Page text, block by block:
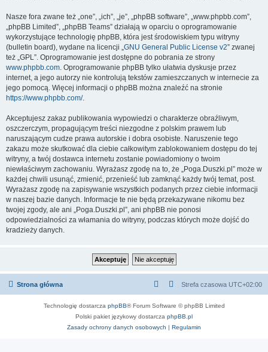
Nasze fora zwane też „one”, „ich”, „je”, „phpBB software”, „www.phpbb.com”,
„phpBB Limited”, „phpBB Teams” działają w oparciu o oprogramowanie
wykorzystujące technologię phpBB, która jest środowiskiem typu witryny
(bulletin board), wydane na licencji „GNU General Public License v2” zwanej
też „GPL”. Oprogramowanie jest dostępne do pobrania ze strony
www.phpbb.com. Oprogramowanie phpBB tylko ułatwia dyskusje przez
internet, a jego autorzy nie kontrolują tekstów zamieszczanych w internecie za
jego pomocą. Więcej informacji o phpBB można znaleźć na stronie
https://www.phpbb.com/.
Akceptujesz zakaz publikowania wypowiedzi o charakterze obraźliwym,
oszczerczym, propagującym treści niezgodne z polskim prawem lub
naruszającym cudze prawa autorskie i dobra osobiste. Naruszenie tego
zakazu może skutkować dla ciebie całkowitym zablokowaniem dostępu do tej
witryny, a twój dostawca internetu zostanie powiadomiony o twoim
niewłaściwym zachowaniu. Wyrażasz zgodę na to, że „Poga.Duszki.pl” może w
każdej chwili usunąć, zmienić, przenieść lub zamknąć każdy twój temat, post.
Wyrażasz zgodę na zapisywanie wszystkich podanych przez ciebie informacji
w naszej bazie danych. Informacje te nie będą przekazywane nikomu bez
twojej zgody, ale ani „Poga.Duszki.pl”, ani phpBB nie ponosi
odpowiedzialności za włamania do witryny, podczas których może dojść do
kradzieży danych.
Strona główna Strefa czasowa UTC+02:00
Technologię dostarcza phpBB® Forum Software © phpBB Limited
Polski pakiet językowy dostarcza phpBB.pl
Zasady ochrony danych osobowych | Regulamin